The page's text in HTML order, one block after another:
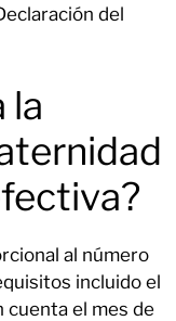
del
la
al número
incluido el
cuenta el mes de